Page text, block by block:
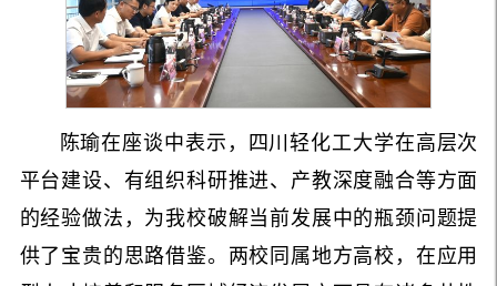
陈瑜在座谈中表示，四川轻化工大学在高层次
平台建设、有组织科研推进、产教深度融合等方面
的经验做法，为我校破解当前发展中的瓶颈问题提
供了宝贵的思路借鉴。两校同属地方高校，在应用